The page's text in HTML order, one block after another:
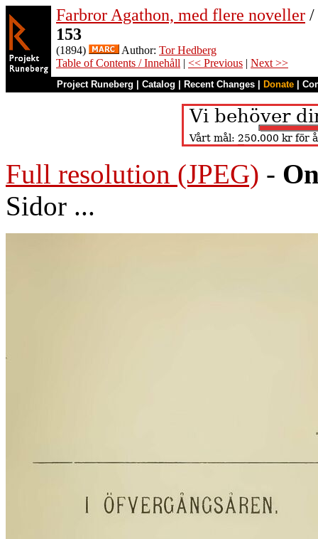
Farbror Agathon, med flere noveller /
153
(1894) Author: Tor Hedberg
Table of Contents / Innehåll | << Previous | Next >>
Project Runeberg Catalog Recent Changes Donate
Full resolution (JPEG) -
Sidor ...